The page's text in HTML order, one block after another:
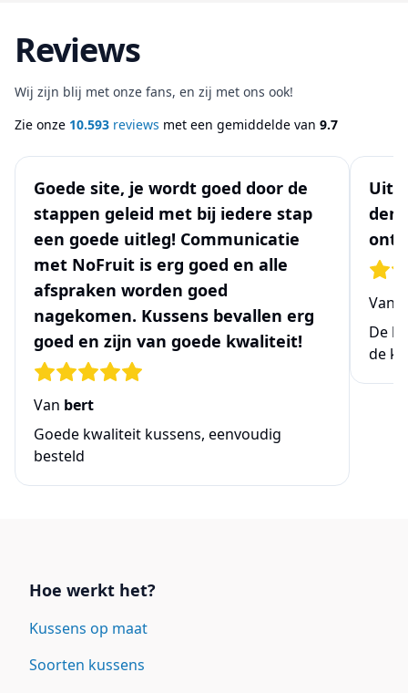
Reviews
Wij zijn blij met onze fans, en zij met ons ook!
Zie onze 10.593 reviews met een gemiddelde van 9.7
Goede site, je wordt goed door de
stappen geleid met bij iedere stap
een goede uitleg! Communicatie
met NoFruit is erg goed en alle
afspraken worden goed
nagekomen. Kussens bevallen erg
goed en zijn van goede kwaliteit!
Van bert
Goede kwaliteit kussens, eenvoudig
besteld
Van
De
de
Hoe werkt het?
Kussens op maat
Soorten kussens